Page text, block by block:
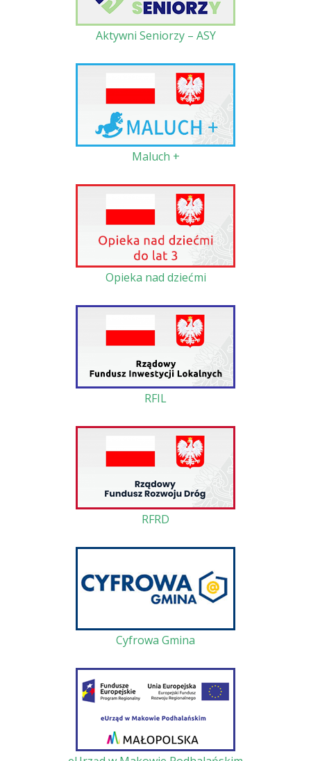
Aktywni Seniorzy – ASY
Maluch +
Opieka nad dziećmi
RFIL
RFRD
Cyfrowa Gmina